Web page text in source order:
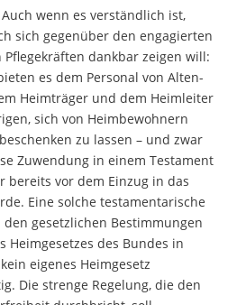
wenn es verständlich ist,
sich gegenüber den engagierten
dankbar zeigen will:
es dem Personal von Alten-
Heimträger und dem Heimleiter
sich von Heimbewohnern
zu lassen – und zwar
Zuwendung in einem Testament
bereits vor dem Einzug in das
Eine solche testamentarische
gesetzlichen Bestimmungen
Heimgesetzes des Bundes in
eigenes Heimgesetz
Die strenge Regelung, die den